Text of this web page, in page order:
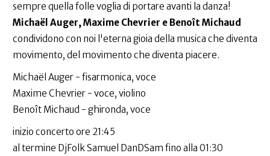
sempre quella folle voglia di portare avanti la danza!
Michaël Auger, Maxime Chevrier e Benoît Michaud
condividono con noi l'eterna gioia della musica che diventa
movimento, del movimento che diventa piacere.
Michaël Auger - fisarmonica, voce
Maxime Chevrier - voce, violino
Benoît Michaud - ghironda, voce
inizio concerto ore 21:45
al termine DjFolk Samuel DanDSam fino alla 01:30